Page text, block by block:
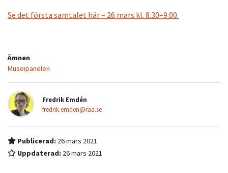
Se det första samtalet här – 26 mars kl. 8.30–9.00.
Ämnen
Museipanelen
Fredrik Emdén
fredrik.emden@raa.se
Publicerad: 26 mars 2021
Uppdaterad: 26 mars 2021